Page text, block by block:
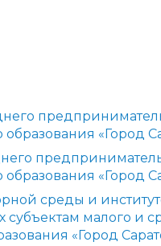
«Город
«Город
среды и
малого и
«Город